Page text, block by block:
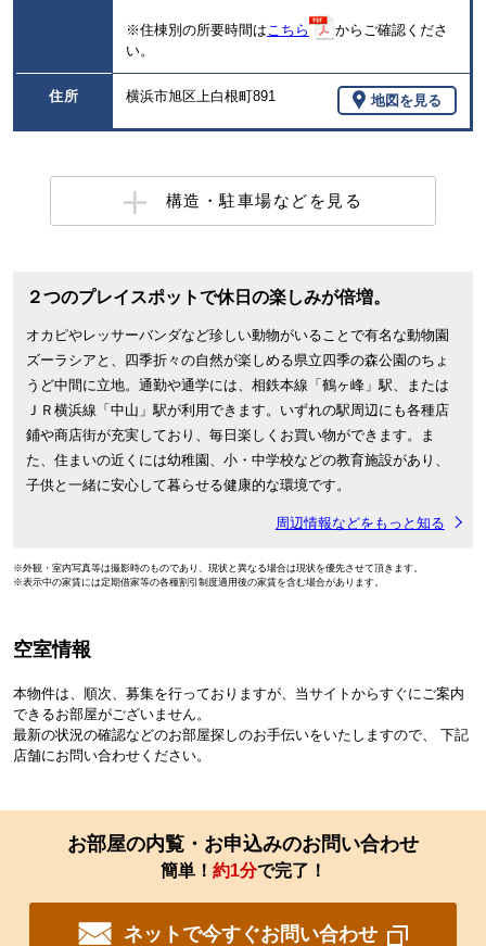
※住棟別の所要時間は こちら
からご確認くださ
い。
住所 横浜市旭区上白根町891 地図を見る
構造・駐車場などを見る
２つのプレイスポットで休日の楽しみが倍増。
オカピやレッサーバンダなど珍しい動物がいることで有名な動物園
ズーラシアと、四季折々の自然が楽しめる県立四季の森公園のちょ
うど中間に立地。通勤や通学には、相鉄本線「鶴ヶ峰」駅、または
ＪＲ横浜線「中山」駅が利用できます。いずれの駅周辺にも各種店
鋪や商店街が充実しており、毎日楽しくお買い物ができます。ま
た、住まいの近くには幼稚園、小・中学校などの教育施設があり、
子供と一緒に安心して暮らせる健康的な環境です。
周辺情報などをもっと知る
※外観・室内写真等は撮影時のものであり、現状と異なる場合は現状を優先させて頂きます。
※表示中の家賃には定期借家等の各種割引制度適用後の家賃を含む場合があります。
空室情報
本物件は、順次、募集を行っておりますが、当サイトからすぐにご案内
できるお部屋がございません。
最新の状況の確認などのお部屋探しのお手伝いをいたしますので、 下記
店舗にお問い合わせください。
お部屋の内覧・お申込みのお問い合わせ
簡単！ 約1分で完了！
ネットで今すぐお問い合わせ